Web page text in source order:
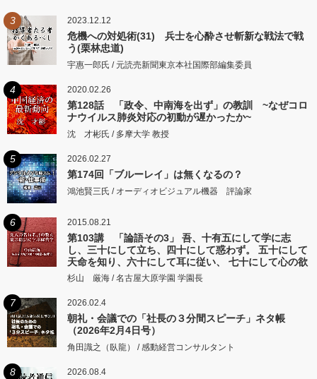
3 2023.12.12
危機への対処術(31) 兵士を心酔させ斬新な戦法で戦
う(栗林忠道)
宇惠一郎氏 / 元読売新聞東京本社国際部編集委員
4 2020.02.26
第128話 「政令、中南海を出ず」の教訓 ~なぜコロ
ナウイルス肺炎対応の初動が遅かったか~
沈 才彬氏 / 多摩大学 教授
5 2026.02.27
第174回「ブルーレイ」は無くなるの？
鴻池賢三氏 / オーディオビジュアル機器 評論家
6 2015.08.21
第103講 「論語その3」 吾、十有五にして学に志
し、三十にして立ち、四十にして惑わず。 五十にして
天命を知り、六十にして耳に従い、 七十にして心の欲
するところに従いて矩をこえず。
杉山 厳海 / 名古屋大原学園 学園長
7 2026.02.4
朝礼・会議での「社長の３分間スピーチ」ネタ帳
（2026年2月4日号）
角田識之（臥龍） / 感動経営コンサルタント
8 2026.08.4